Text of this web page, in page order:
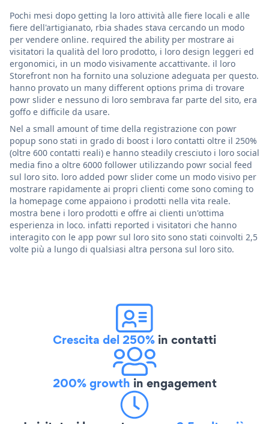
Pochi mesi dopo getting la loro attività alle fiere locali e alle
fiere dell'artigianato, rbia shades stava cercando un modo
per vendere online. required the ability per mostrare ai
visitatori la qualità del loro prodotto, i loro design leggeri ed
ergonomici, in un modo visivamente accattivante. il loro
Storefront non ha fornito una soluzione adeguata per questo.
hanno provato un many different options prima di trovare
powr slider e nessuno di loro sembrava far parte del sito, era
goffo e difficile da usare.
Nel a small amount of time della registrazione con powr
popup sono stati in grado di boost i loro contatti oltre il 250%
(oltre 600 contatti reali) e hanno steadily cresciuto i loro social
media fino a oltre 6000 follower utilizzando powr social feed
sul loro sito. loro added powr slider come un modo visivo per
mostrare rapidamente ai propri clienti come sono coming to
la homepage come appaiono i prodotti nella vita reale.
mostra bene i loro prodotti e offre ai clienti un'ottima
esperienza in loco. infatti reported i visitatori che hanno
interagito con le app powr sul loro sito sono stati coinvolti 2,5
volte più a lungo di qualsiasi altra persona sul loro sito.
Crescita del 250% in contatti
200% growth in engagement